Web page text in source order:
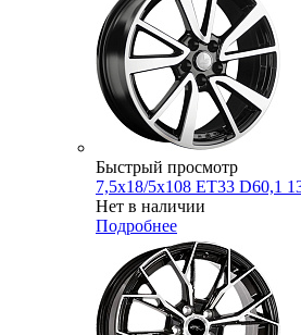
Быстрый просмотр
7,5x18/5x108 ET33 D60,1
Нет в наличии
Подробнее